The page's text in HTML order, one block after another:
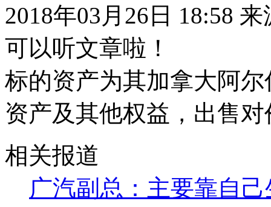
2018年03月26日 18:58
可以听文章啦！
标的资产为其加拿大阿
资产及其他权益，出售
相关报道
广汽副总：主要靠自